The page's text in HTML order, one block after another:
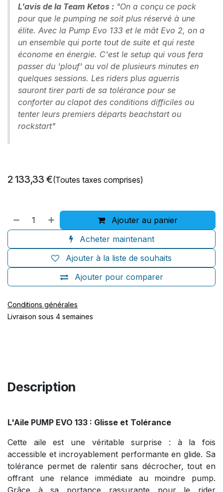
L’avis de la Team Ketos : "On a conçu ce pack
pour que le pumping ne soit plus réservé à une
élite. Avec la Pump Evo 133 et le mât Evo 2, on a
un ensemble qui porte tout de suite et qui reste
économe en énergie. C'est le setup qui vous fera
passer du 'plouf' au vol de plusieurs minutes en
quelques sessions. Les riders plus aguerris
sauront tirer parti de sa tolérance pour se
conforter au clapot des conditions difficiles ou
tenter leurs premiers départs beachstart ou
rockstart"
2 133,33 €(Toutes taxes comprises)
Ajouter au panier
Acheter maintenant
Ajouter pour comparer
Ajouter à la liste de souhaits
Conditions générales
Livraison sous 4 semaines
Description
L'Aile PUMP EVO 133 : Glisse et Tolérance
Cette aile est une véritable surprise : à la fois
accessible et incroyablement performante en glide. Sa
tolérance permet de ralentir sans décrocher, tout en
offrant une relance immédiate au moindre pump.
Grâce à sa portance rassurante pour le rider